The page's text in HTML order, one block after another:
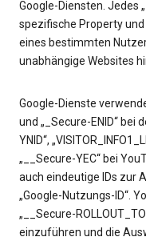
Google-Diensten. Jedes
spezifische Property
eines bestimmten
unabhängige Websites
Google-Dienste
und „_Secure-ENID“ bei
YNID“,
„__Secure-YEC“ bei
auch eindeutige IDs zur
„Google-Nutzungs-ID“.
„__Secure-
einzuführen und die